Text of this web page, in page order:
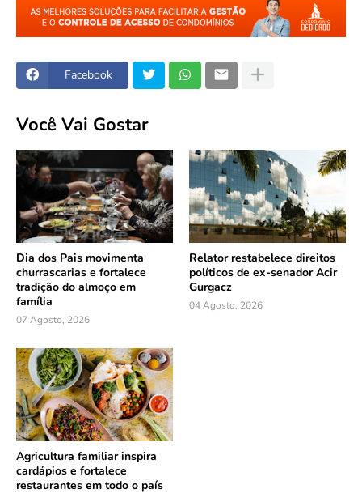
Facebook
Você Vai Gostar
Dia dos Pais movimenta
churrascarias e fortalece
tradição do almoço em
família
07 Agosto, 2026
Relator restabelece direitos
políticos de ex-senador Acir
Gurgacz
04 Agosto, 2026
Agricultura familiar inspira
cardápios e fortalece
restaurantes em todo o país